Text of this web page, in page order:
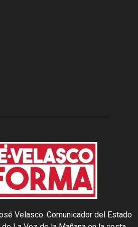
Velasco. Comunicador del Estado